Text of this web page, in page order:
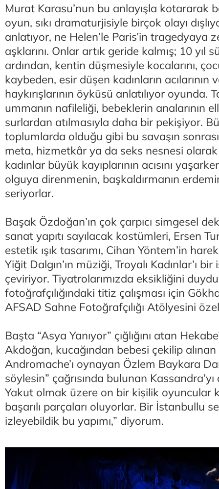
Murat Karasu’nun bu anlayışla kotararak
oyun, sıkı dramaturjisiyle birçok olayı
anlatıyor, ne Helen’le Paris’in tragedyaya
aşklarını. Onlar artık geride kalmış; 10 yıl
ardından, kentin düşmesiyle kocalarını,
kaybeden, esir düşen kadınların acılarının
haykırışlarının öyküsü anlatılıyor oyunda.
ummanın nafileliği, bebeklerin analarının
surlardan atılmasıyla daha bir pekişiyor.
toplumlarda olduğu gibi bu savaşın
meta, hizmetkâr ya da seks nesnesi olarak
kadınlar büyük kayıplarının acısını
olguya direnmenin, başkaldırmanın
seriyorlar.
Başak Özdoğan’ın çok çarpıcı simgesel
sanat yapıtı sayılacak kostümleri, Ersen
estetik ışık tasarımı, Cihan Yöntem’in
Yiğit Dalgın’ın müziği, Troyalı Kadınlar’ı
çeviriyor. Tiyatrolarımızda eksikliğini
fotoğrafçılığındaki titiz çalışması için
AFSAD Sahne Fotoğrafçılığı Atölyesini
Başta “Asya Yanıyor” çığlığını atan
Akdoğan, kucağından bebesi çekilip alınan
Andromache’ı oynayan Özlem Baykara
söylesin” çağrısında bulunan
Yakut olmak üzere on bir kişilik oyuncular
başarılı parçaları oluyorlar. Bir İstanbullu
izleyebildik bu yapımı,” diyorum.